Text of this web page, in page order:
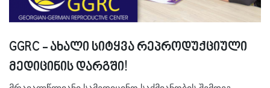
GGRC - ახალი სიტყვა რეპროდუქციული
მედიცინის დარგში!